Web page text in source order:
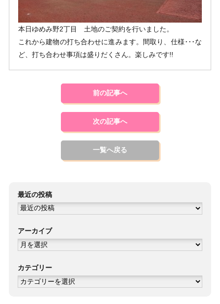
本日ゆめみ野2丁目 土地のご契約を行いました。
これから建物の打ち合わせに進みます。間取り、仕様･･･な
ど、打ち合わせ事項は盛りだくさん。楽しみです!!
前の記事へ
次の記事へ
一覧へ戻る
最近の投稿
アーカイブ
ア
ー
カ
カテゴリー
カ
テ
ゴ